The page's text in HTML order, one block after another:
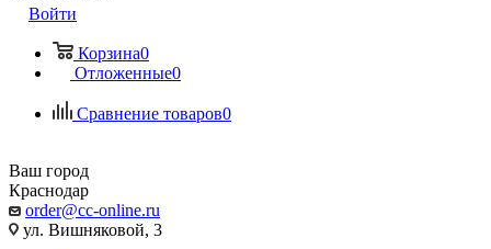
Войти
Корзина0
Отложенные0
Сравнение товаров0
Ваш город
Краснодар
order@cc-online.ru
ул. Вишняковой, 3